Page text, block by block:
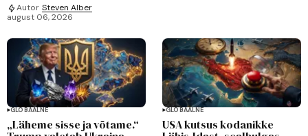
Autor Steven Alber
august 06, 2026
GLOBAALNE
„Läheme sisse ja võtame.“
GLOBAALNE
USA kutsus kodanikke